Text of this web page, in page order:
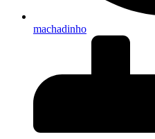
machadinho